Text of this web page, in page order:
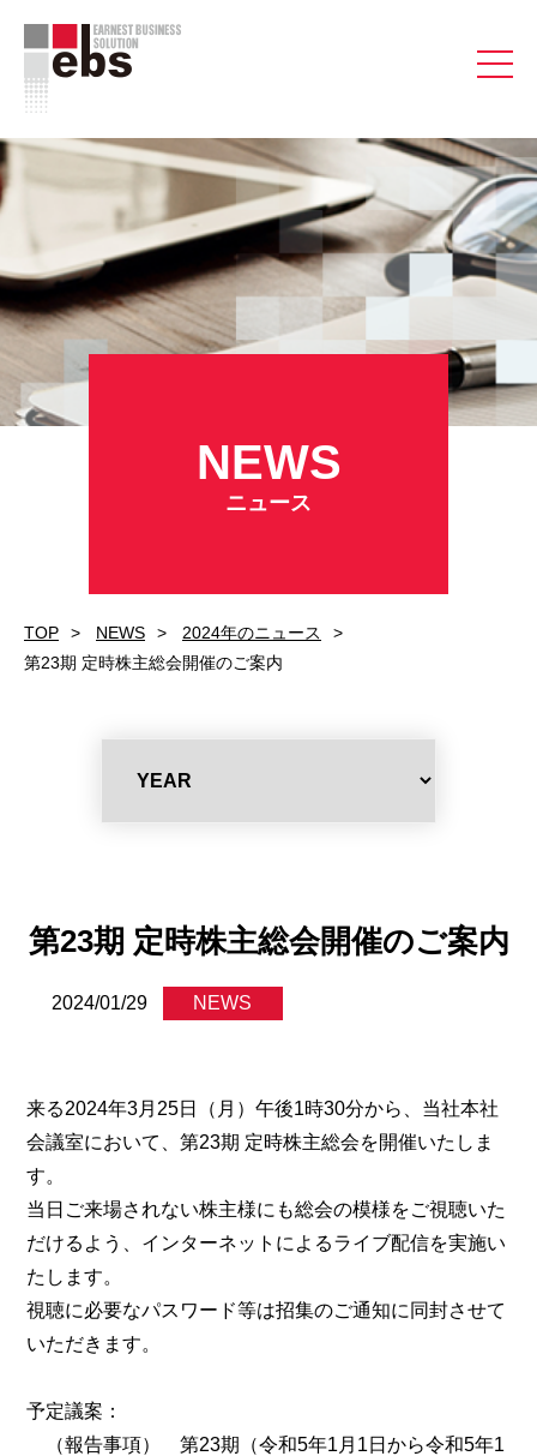
NEWS
ニュース
TOP NEWS
2024年のニュース
第23期 定時株主総会開催のご案内
第23期 定時株主総会開催のご案内
2024/01/29 NEWS
来る2024年3月25日（月）午後1時30分から、当社本社
会議室において、第23期 定時株主総会を開催いたしま
す。
当日ご来場されない株主様にも総会の模様をご視聴いた
だけるよう、インターネットによるライブ配信を実施い
たします。
視聴に必要なパスワード等は招集のご通知に同封させて
いただきます。
予定議案：
（報告事項） 第23期（令和5年1月1日から令和5年1